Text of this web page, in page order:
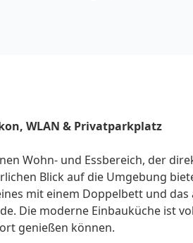
WLAN & Privatparkplatz
Wohn- und Essbereich, der
Blick auf die Umgebung
mit einem Doppelbett und
Die moderne Einbauküche ist
genießen können.